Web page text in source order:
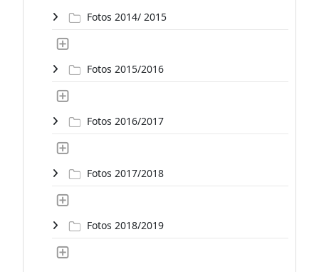
Fotos 2014/ 2015
Fotos 2015/2016
Fotos 2016/2017
Fotos 2017/2018
Fotos 2018/2019